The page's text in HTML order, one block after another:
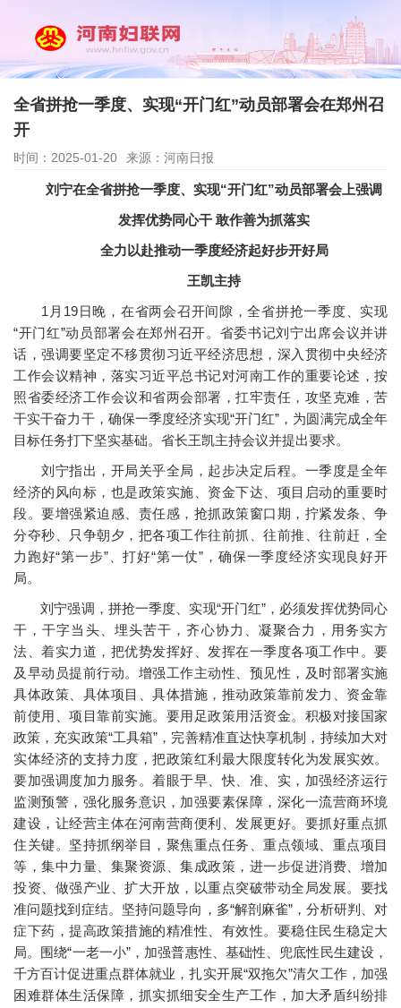
全省拼抢一季度、实现“开门红”动员部署会在郑州召
开
时间：2025-01-20 来源：河南日报
刘宁在全省拼抢一季度、实现“开门红”动员部署会上强调
发挥优势同心干 敢作善为抓落实
全力以赴推动一季度经济起好步开好局
王凯主持
1月19日晚，在省两会召开间隙，全省拼抢一季度、实现
“开门红”动员部署会在郑州召开。省委书记刘宁出席会议并讲
话，强调要坚定不移贯彻习近平经济思想，深入贯彻中央经济
工作会议精神，落实习近平总书记对河南工作的重要论述，按
照省委经济工作会议和省两会部署，扛牢责任，攻坚克难，苦
干实干奋力干，确保一季度经济实现“开门红”，为圆满完成全年
目标任务打下坚实基础。省长王凯主持会议并提出要求。
刘宁指出，开局关乎全局，起步决定后程。一季度是全年
经济的风向标，也是政策实施、资金下达、项目启动的重要时
段。要增强紧迫感、责任感，抢抓政策窗口期，拧紧发条、争
分夺秒、只争朝夕，把各项工作往前抓、往前推、往前赶，全
力跑好“第一步”、打好“第一仗”，确保一季度经济实现良好开
局。
刘宁强调，拼抢一季度、实现“开门红”，必须发挥优势同心
干，干字当头、埋头苦干，齐心协力、凝聚合力，用务实方
法、着实力道，把优势发挥好、发挥在一季度各项工作中。要
及早动员提前行动。增强工作主动性、预见性，及时部署实施
具体政策、具体项目、具体措施，推动政策靠前发力、资金靠
前使用、项目靠前实施。要用足政策用活资金。积极对接国家
政策，充实政策“工具箱”，完善精准直达快享机制，持续加大对
实体经济的支持力度，把政策红利最大限度转化为发展实效。
要加强调度加力服务。着眼于早、快、准、实，加强经济运行
监测预警，强化服务意识，加强要素保障，深化一流营商环境
建设，让经营主体在河南营商便利、发展更好。要抓好重点抓
住关键。坚持抓纲举目，聚焦重点任务、重点领域、重点项目
等，集中力量、集聚资源、集成政策，进一步促进消费、增加
投资、做强产业、扩大开放，以重点突破带动全局发展。要找
准问题找到症结。坚持问题导向，多“解剖麻雀”，分析研判、对
症下药，提高政策措施的精准性、有效性。要稳住民生稳定大
局。围绕“一老一小”，加强普惠性、基础性、兜底性民生建设，
千方百计促进重点群体就业，扎实开展“双拖欠”清欠工作，加强
困难群体生活保障，抓实抓细安全生产工作，加大矛盾纠纷排